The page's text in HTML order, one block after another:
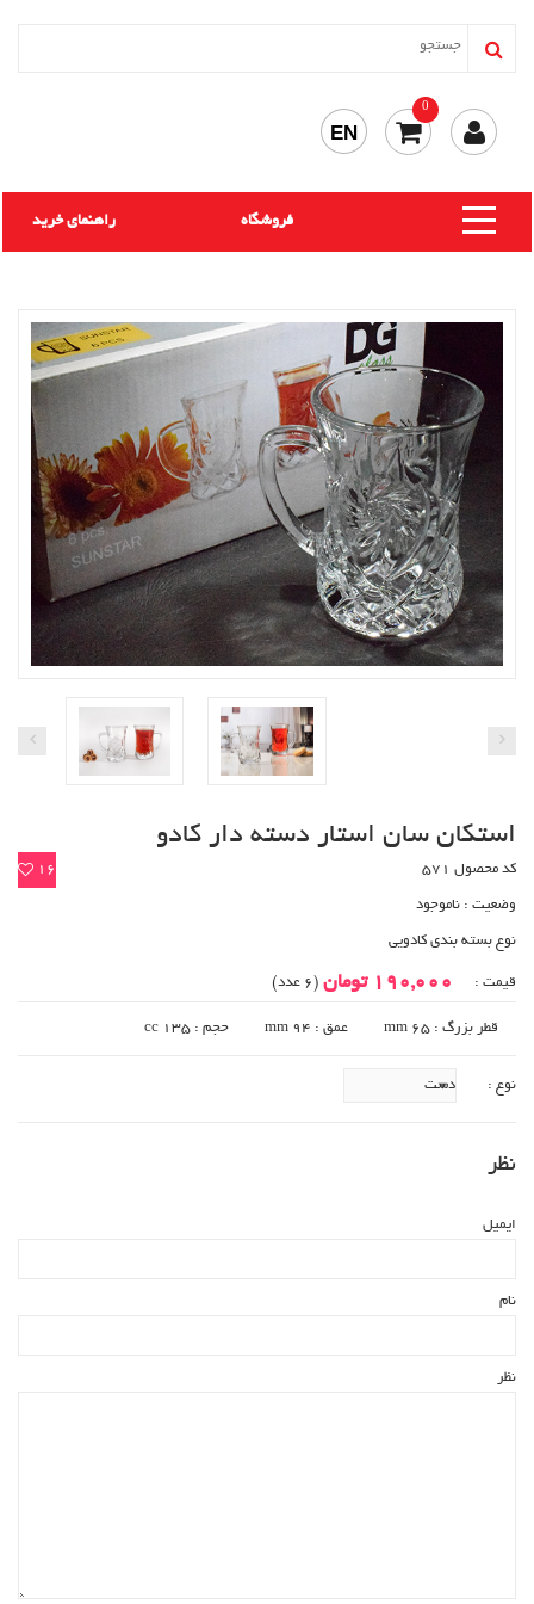
0
EN
راهنمای خرید فروشگاه
استکان سان استار دسته دار کادو
16 کد محصول 571
وضعیت : ناموجود
نوع بسته بندی کادویی
قیمت : 190,000 تومان (6 عدد)
قطر بزرگ : 65 mm عمق : 94 mm حجم : 135 cc
نوع :
نظر
ایمیل
نام
نظر